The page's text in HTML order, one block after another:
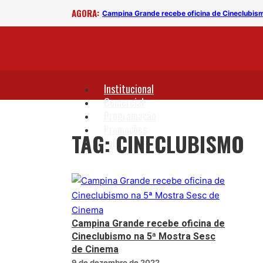
AGORA: Campina Grande recebe oficina de
Institucional
Comercial
Fale Conosco
TAG: CINECLUBISMO
Campina Grande recebe oficina de
Cineclubismo na 5ª Mostra Sesc
de Cinema